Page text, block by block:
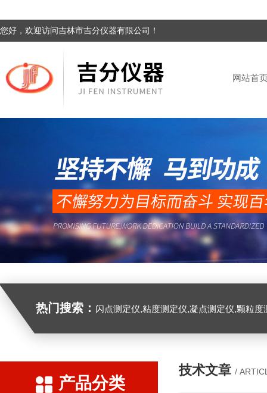
您好，欢迎访问吉林市吉分仪器有限公司！
网站首
热门搜索： 闪点测定仪,粘度测定仪,凝点测定仪,颗粒
产品分类
技术文章 /